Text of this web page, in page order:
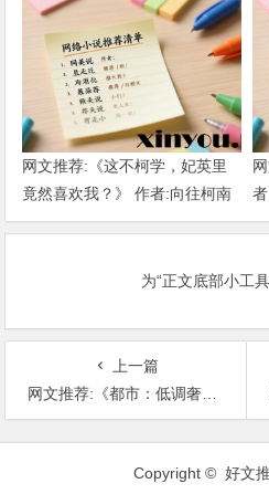
网文推荐:《这不柯学，妃英里
竟然喜欢我？》 作者:向往柯南
1-189章 TXT下载
为“正文底部小工
上一篇
网文推荐:《都市：低调奢华送外卖(1-820)》 作者：云巅丨飞羽 TXT下载
文
Copyright © 好文